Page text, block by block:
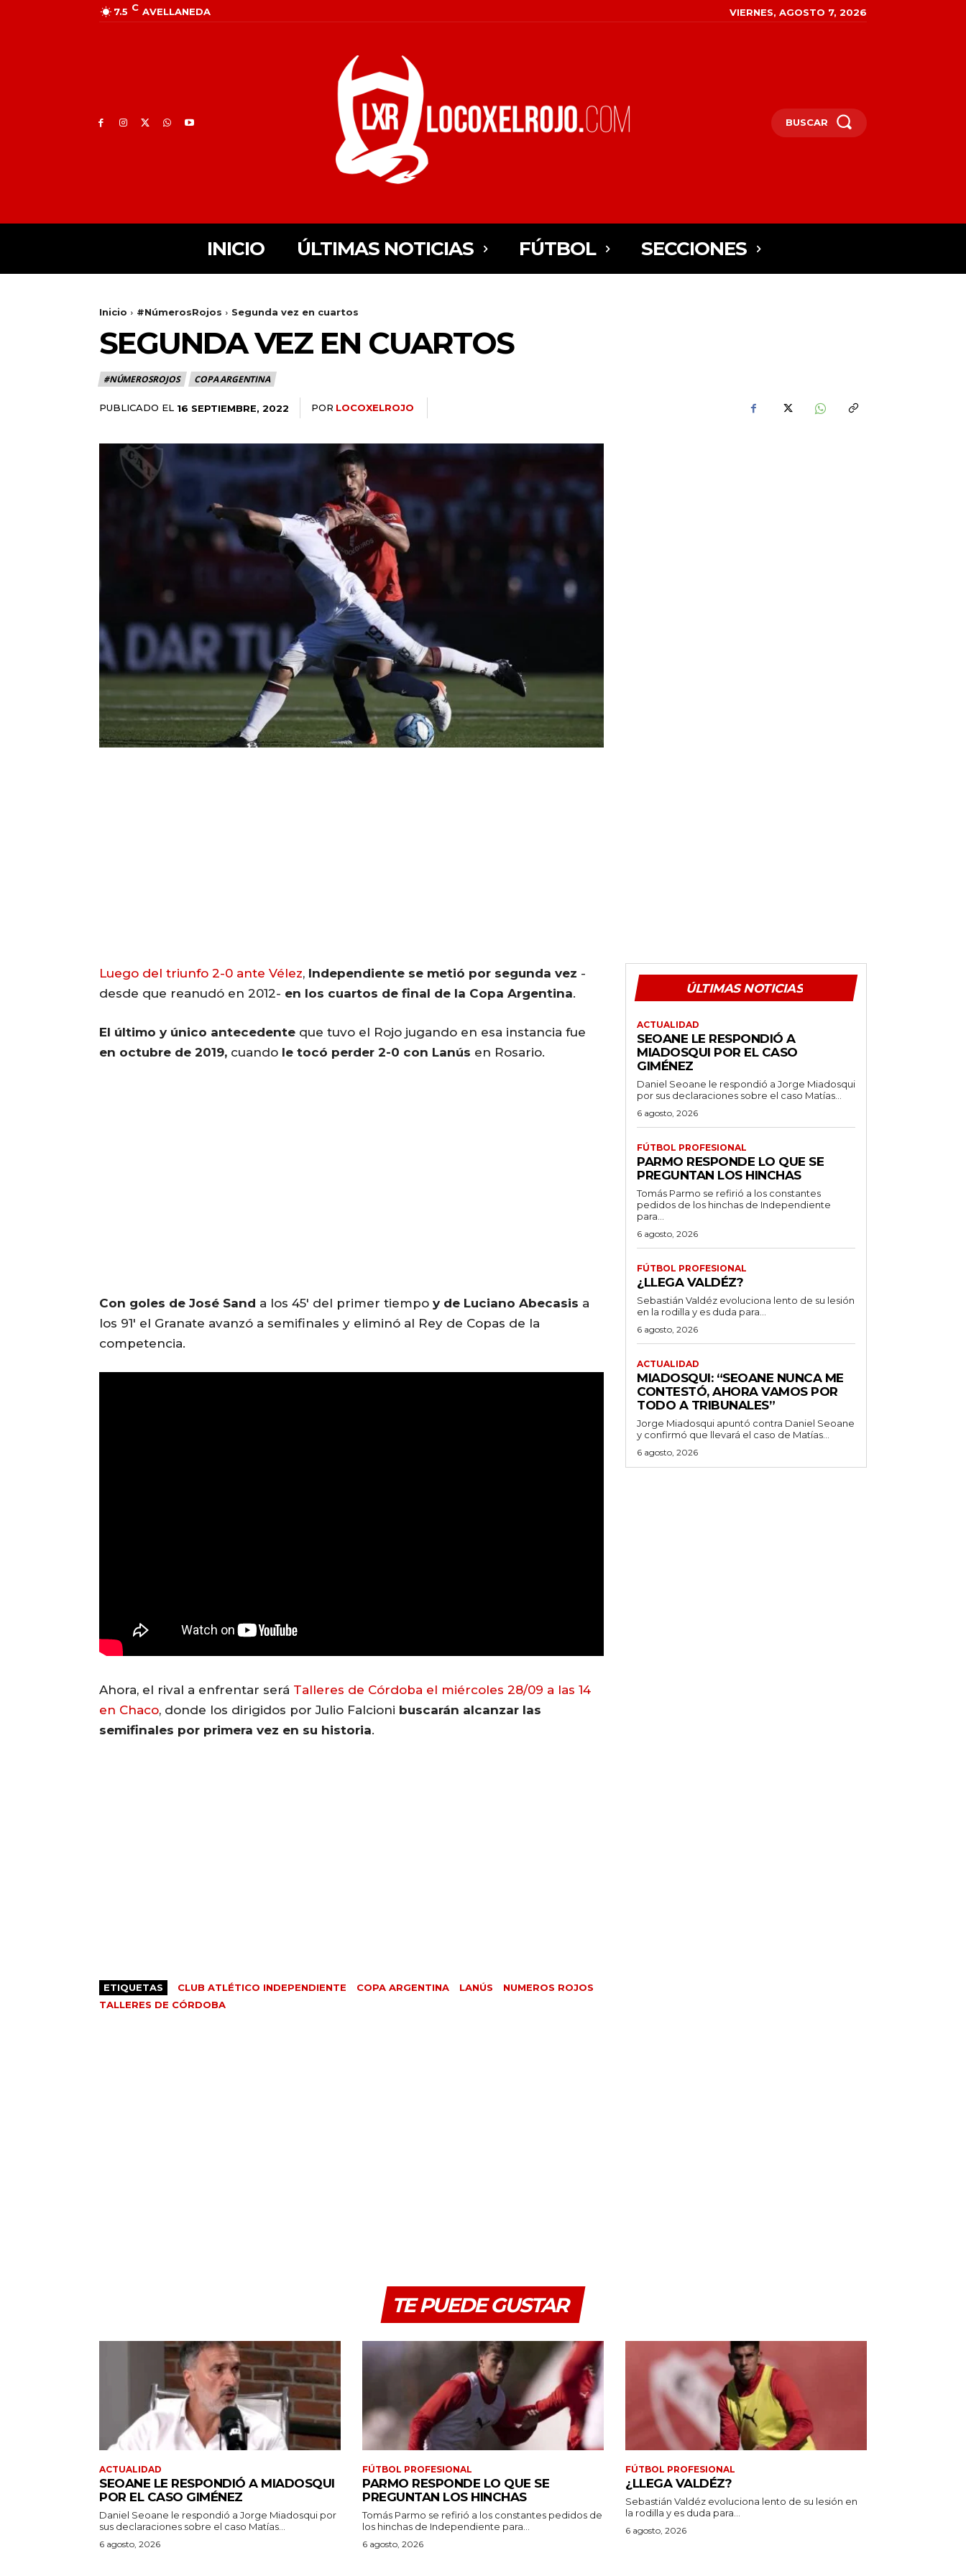
7.5 C AVELLANEDA VIERNES, AGOSTO 7, 2026
BUSCAR
INICIO ÚLTIMAS NOTICIAS FÚTBOL SECCIONES
Inicio #NúmerosRojos Segunda vez en cuartos
SEGUNDA VEZ EN CUARTOS
#NÚMEROSROJOS COPA ARGENTINA
PUBLICADO EL 16 SEPTIEMBRE, 2022 POR LOCOXELROJO
Luego del triunfo 2-0 ante Vélez, Independiente se metió por segunda vez -
desde que reanudó en 2012- en los cuartos de final de la Copa Argentina.
El último y único antecedente que tuvo el Rojo jugando en esa instancia fue
en octubre de 2019, cuando le tocó perder 2-0 con Lanús en Rosario.
Con goles de José Sand a los 45′ del primer tiempo y de Luciano Abecasis a
los 91′ el Granate avanzó a semifinales y eliminó al Rey de Copas de la
competencia.
Ahora, el rival a enfrentar será Talleres de Córdoba el miércoles 28/09 a las 14
en Chaco, donde los dirigidos por Julio Falcioni buscarán alcanzar las
semifinales por primera vez en su historia.
ETIQUETAS CLUB ATLÉTICO INDEPENDIENTE COPA ARGENTINA LANÚS
NUMEROS ROJOS
TALLERES DE CÓRDOBA
ÚLTIMAS NOTICIAS
ACTUALIDAD
SEOANE LE RESPONDIÓ A
MIADOSQUI POR EL CASO
GIMÉNEZ
Daniel Seoane le respondió a Jorge Miadosqui
por sus declaraciones sobre el caso Matías...
6 agosto, 2026
FÚTBOL PROFESIONAL
PARMO RESPONDE LO QUE SE
PREGUNTAN LOS HINCHAS
Tomás Parmo se refirió a los constantes
pedidos de los hinchas de Independiente
para...
6 agosto, 2026
FÚTBOL PROFESIONAL
¿LLEGA VALDÉZ?
Sebastián Valdéz evoluciona lento de su lesión
en la rodilla y es duda para...
6 agosto, 2026
ACTUALIDAD
MIADOSQUI: “SEOANE NUNCA ME
CONTESTÓ, AHORA VAMOS POR
TODO A TRIBUNALES”
Jorge Miadosqui apuntó contra Daniel Seoane
y confirmó que llevará el caso de Matías...
6 agosto, 2026
TE PUEDE GUSTAR
ACTUALIDAD
SEOANE LE RESPONDIÓ A MIADOSQUI
POR EL CASO GIMÉNEZ
Daniel Seoane le respondió a Jorge Miadosqui por
sus declaraciones sobre el caso Matías...
6 agosto, 2026
FÚTBOL PROFESIONAL
PARMO RESPONDE LO QUE SE
PREGUNTAN LOS HINCHAS
Tomás Parmo se refirió a los constantes pedidos de
los hinchas de Independiente para...
6 agosto, 2026
FÚTBOL PROFESIONAL
¿LLEGA VALDÉZ?
Sebastián Valdéz evoluciona lento de su lesión en
la rodilla y es duda para...
6 agosto, 2026